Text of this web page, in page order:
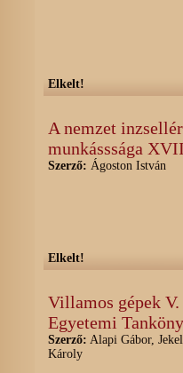
Elkelt!
A nemzet
munkásssága
Szerző: Ágoston István
Elkelt!
Villamos gépek
Egyetemi
Szerző: Alapi Gábor,
Károly